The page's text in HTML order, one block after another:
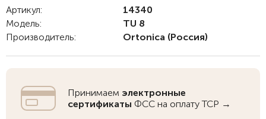
Артикул:
14340
Модель:
TU 8
Производитель:
Ortonica (Россия)
Принимаем электронные
сертификаты ФСС на оплату ТСР →